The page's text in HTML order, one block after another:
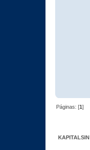
Páginas: [1]
KAPITALSIN